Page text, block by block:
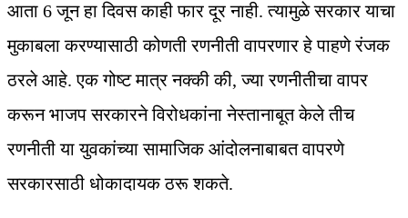
आता 6 जून हा दिवस काही फार दूर नाही. त्यामुळे सरकार याचा
मुकाबला करण्यासाठी कोणती रणनीती वापरणार हे पाहणे रंजक
ठरले आहे. एक गोष्ट मात्र नक्की की, ज्या रणनीतीचा वापर
करून भाजप सरकारने विरोधकांना नेस्तानाबूत केले तीच
रणनीती या युवकांच्या सामाजिक आंदोलनाबाबत वापरणे
सरकारसाठी धोकादायक ठरू शकते.